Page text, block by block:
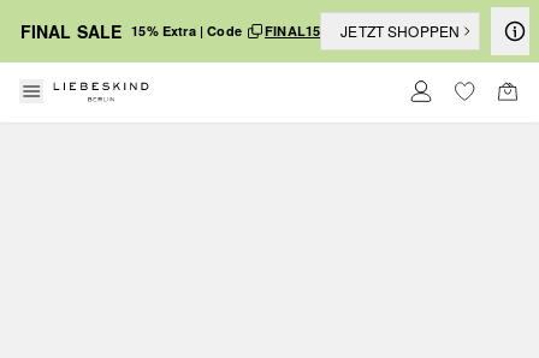
FINAL SALE 15% Extra | Code FINAL15 JETZT SHOPPEN